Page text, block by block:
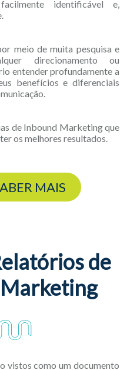
identificável e,
meio de muita pesquisa e
direcionamento ou
entender profundamente a
benefícios e diferenciais
de Inbound Marketing que
os melhores resultados.
MAIS
de
vistos como um documento